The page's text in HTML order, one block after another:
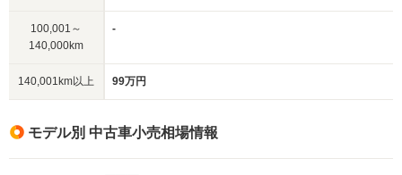
100,001～
140,000km
-
140,001km以上 99万円
モデル別 中古車小売相場情報